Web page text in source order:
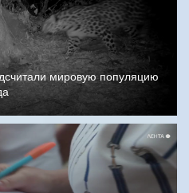
мировую популяцию